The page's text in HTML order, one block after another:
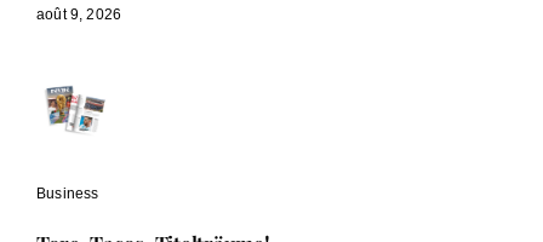
août 9, 2026
Business